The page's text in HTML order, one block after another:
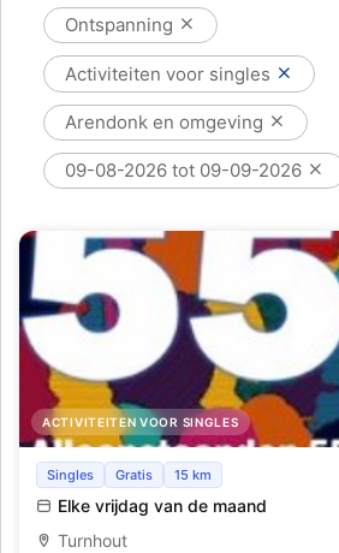
Ontspanning
Activiteiten voor singles
Arendonk en omgeving
09-08-2026 tot 09-09-2026
ACTIVITEITEN VOOR SINGLES
Samenkomst alleenstaanden 55 +
Singles Gratis 15 km
Elke vrijdag van de maand
Turnhout